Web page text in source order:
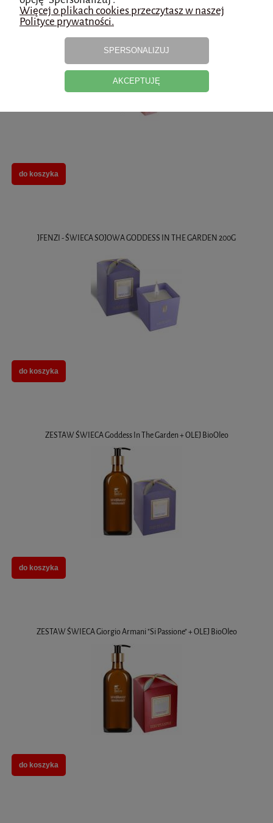
JFENZI - świeca sojowa DESSO MON AMIE 200 g
do koszyka
JFENZI - ŚWIECA SOJOWA GODDESS IN THE GARDEN 200G
do koszyka
ZESTAW ŚWIECA Goddess In The Garden + OLEJ BioOleo
do koszyka
ZESTAW ŚWIECA Giorgio Armani "Si Passione" + OLEJ BioOleo
do koszyka
Więcej o plikach cookies przeczytasz w naszej
Polityce prywatności.
SPERSONALIZUJ
AKCEPTUJĘ